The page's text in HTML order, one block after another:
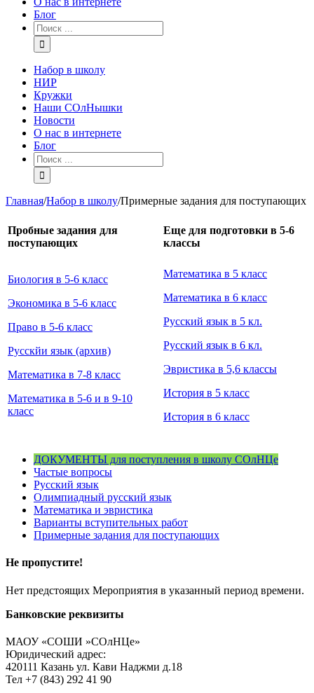
Блог
Набор в школу
НИР
Кружки
Наши СОлНышки
Новости
О нас в интернете
Блог
Главная/Набор в школу/Примерные задания для поступающих
Пробные задания для
поступающих
Еще для подготовки в 5-6
классы
Биология в 5-6 класс
Экономика в 5-6 класс
Право в 5-6 класс
Русскйи язык (архив)
Математика в 7-8 класс
Математика в 5-6 и в 9-10
класс
Математика в 5 класс
Математика в 6 класс
Русский язык в 5 кл.
Русский язык в 6 кл.
Эвристика в 5,6 классы
История в 5 класс
История в 6 класс
ДОКУМЕНТЫ для поступления в школу СОлНЦе
Частые вопросы
Русский язык
Олимпиадный русский язык
Математика и эвристика
Варианты вступительных работ
Примерные задания для поступающих
Не пропустите!
Нет предстоящих Мероприятия в указанный период времени.
Банковские реквизиты
МАОУ «СОШИ »СОлНЦе»
Юридический адрес:
420111 Казань ул. Кави Наджми д.18
Тел +7 (843) 292 41 90